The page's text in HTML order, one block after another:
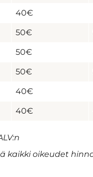
40€
50€
50€
50€
40€
40€
kaikki oikeudet